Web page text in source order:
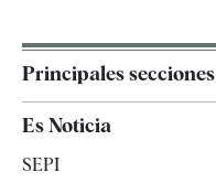
Principales secciones
España
Es Noticia
SEPI